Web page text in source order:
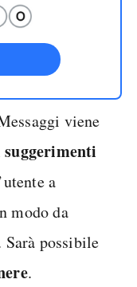
viene
a
modo da
possibile
.